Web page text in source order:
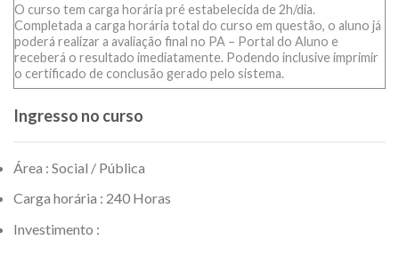
O curso tem carga horária pré estabelecida de 2h/dia.
Completada a carga horária total do curso em questão, o aluno já
poderá realizar a avaliação final no PA – Portal do Aluno e
receberá o resultado imediatamente. Podendo inclusive imprimir
o certificado de conclusão gerado pelo sistema.
Ingresso no curso
Área : Social / Pública
Carga horária : 240 Horas
Investimento :